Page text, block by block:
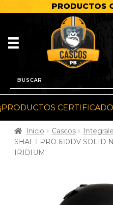
PRODUCTOS
¡PRODUCTOS
Inicio Cascos
SHAFT PRO 610DV SOLID
IRIDIUM